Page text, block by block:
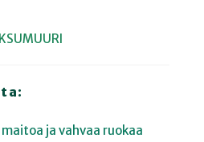
maitoa ja vahvaa ruokaa